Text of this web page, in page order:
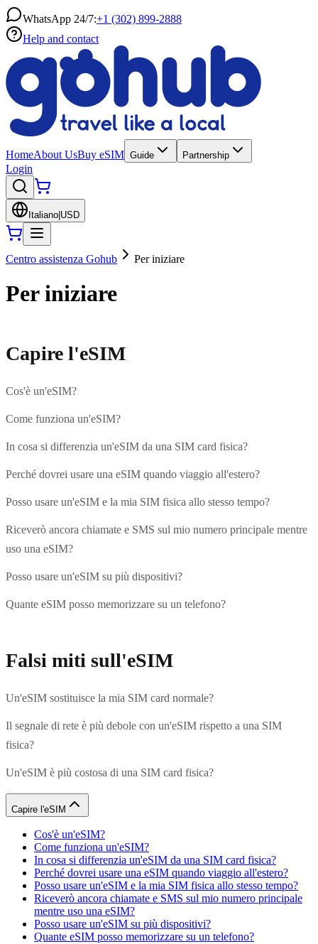
WhatsApp 24/7:+1 (302) 899-2888
Help and contact
HomeAbout UsBuy eSIM Guide Partnership
Login
Italiano USD
Centro assistenza Gohub Per iniziare
Per iniziare
Capire l'eSIM
Cos'è un'eSIM?
Come funziona un'eSIM?
In cosa si differenzia un'eSIM da una SIM card fisica?
Perché dovrei usare una eSIM quando viaggio all'estero?
Posso usare un'eSIM e la mia SIM fisica allo stesso tempo?
Riceverò ancora chiamate e SMS sul mio numero principale mentre
uso una eSIM?
Posso usare un'eSIM su più dispositivi?
Quante eSIM posso memorizzare su un telefono?
Falsi miti sull'eSIM
Un'eSIM sostituisce la mia SIM card normale?
Il segnale di rete è più debole con un'eSIM rispetto a una SIM
fisica?
Un'eSIM è più costosa di una SIM card fisica?
Capire l'eSIM
Cos'è un'eSIM?
Come funziona un'eSIM?
In cosa si differenzia un'eSIM da una SIM card fisica?
Perché dovrei usare una eSIM quando viaggio all'estero?
Posso usare un'eSIM e la mia SIM fisica allo stesso tempo?
Riceverò ancora chiamate e SMS sul mio numero principale
mentre uso una eSIM?
Posso usare un'eSIM su più dispositivi?
Quante eSIM posso memorizzare su un telefono?